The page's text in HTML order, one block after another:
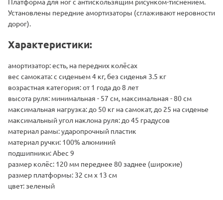
Установлены передние амортизаторы (сглаживают неровности
дорог).
Характеристики:
амортизатор: есть, на передних колёсах
вес самоката: с сиденьем 4 кг, без сиденья 3.5 кг
возрастная категория: от 1 года до 8 лет
высота руля: минимальная - 57 см, максимальная - 80 см
максимальная нагрузка: до 50 кг на самокат, до 25 на сиденье
максимальный угол наклона руля: до 45 градусов
материал рамы: ударопрочный пластик
материал ручки: 100% алюминий
подшипники: Abec 9
размер колёс: 120 мм переднее 80 заднее (широкие)
размер платформы: 32 см x 13 см
цвет: зеленый